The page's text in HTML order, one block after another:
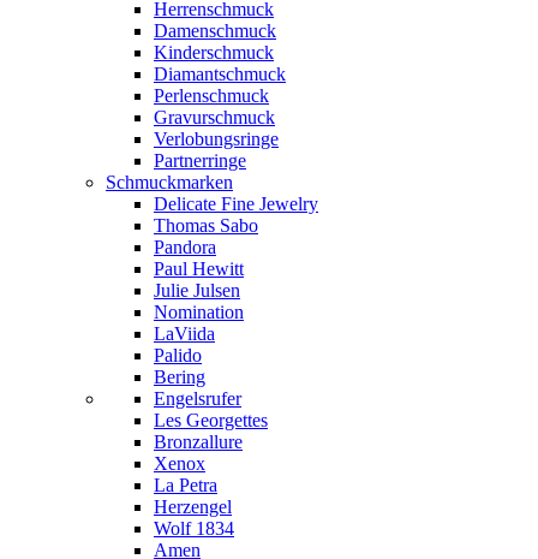
Herrenschmuck
Damenschmuck
Kinderschmuck
Diamantschmuck
Perlenschmuck
Gravurschmuck
Verlobungsringe
Partnerringe
Schmuckmarken
Delicate Fine Jewelry
Thomas Sabo
Pandora
Paul Hewitt
Julie Julsen
Nomination
LaViida
Palido
Bering
Engelsrufer
Les Georgettes
Bronzallure
Xenox
La Petra
Herzengel
Wolf 1834
Amen